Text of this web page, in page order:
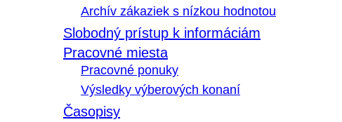
Archív zákaziek s nízkou hodnotou
Slobodný prístup k informáciám
Pracovné miesta
Pracovné ponuky
Výsledky výberových konaní
Časopisy